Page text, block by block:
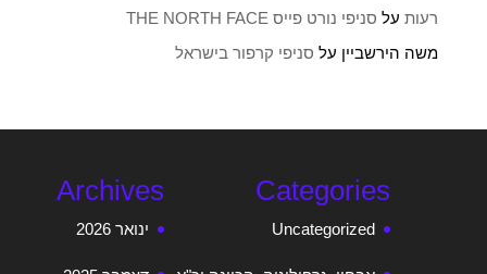
רעותעל סניפי נורט פייס THE NORTH FACE
משה הירשביין על סניפי קרפור בישראל
Archives
ינואר 2026
Categories
Uncategorized